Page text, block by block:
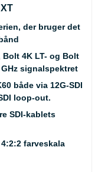
der bruger det
4K LT- og Bolt
signalspektret
både via 12G-SDI
loop-out.
SDI-kablets
farveskala